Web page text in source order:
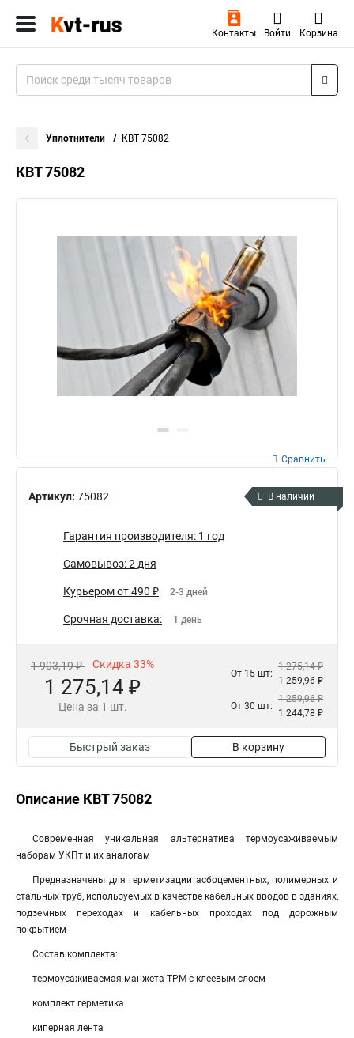
Контакты Войти Корзина
Уплотнители КВТ 75082
КВТ 75082
Артикул: 75082
Сравнить
В наличии
Гарантия производителя: 1 год
Самовывоз: 2 дня
Курьером от 490 ₽ 2-3 дней
Срочная доставка: 1 день
1 903,19 ₽ Скидка 33%
1 275,14 ₽
Цена за 1 шт.
От 15 шт:
1 275,14 ₽
1 259,96 ₽
От 30 шт:
1 259,96 ₽
1 244,78 ₽
Быстрый заказ В корзину
Описание КВТ 75082
Современная уникальная альтернатива термоусаживаемым
наборам УКПт и их аналогам
Предназначены для герметизации асбоцементных, полимерных и
стальных труб, используемых в качестве кабельных вводов в зданиях,
подземных переходах и кабельных проходах под дорожным
покрытием
Состав комплекта:
термоусаживаемая манжета ТРМ с клеевым слоем
комплект герметика
киперная лента